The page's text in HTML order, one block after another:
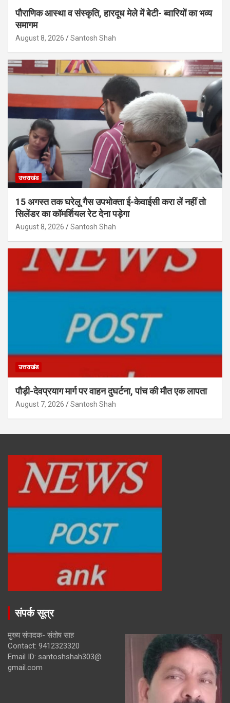
पौराणिक आस्था व संस्कृति, हारदूध मेले में बेटी- ब्वारियों का भव्य
समागम
August 8, 2026 Santosh Shah
उत्तराखंड
15 अगस्त तक घरेलू गैस उपभोक्ता ई-केवाईसी करा लें नहीं तो
सिलेंडर का कॉमर्शियल रेट देना पड़ेगा
August 8, 2026 Santosh Shah
उत्तराखंड
पौड़ी-देवप्रयाग मार्ग पर वाहन दुघर्टना, पांच की मौत एक लापता
August 7, 2026 Santosh Shah
संपर्क सूत्र
मुख्य संपादक- संतोष साह
Contact: 9412323320
Email ID: santoshshah303@
gmail.com